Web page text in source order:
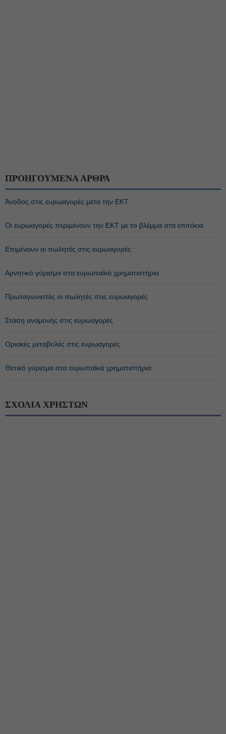
ΠΡΟΗΓΟΥΜΕΝΑ ΑΡΘΡΑ
Άνοδος στις ευρωαγορές μετά την ΕΚΤ
Οι ευρωαγορές περιμένουν την ΕΚΤ με το βλέμμα στα επιτόκια
Επιμένουν οι πωλητές στις ευρωαγορές
Αρνητικό γύρισμα στα ευρωπαϊκά χρηματιστήρια
Πρωταγωνιστές οι πωλητές στις ευρωαγορές
Στάση αναμονής στις ευρωαγορές
Οριακές μεταβολές στις ευρωαγορές
Θετικό γύρισμα στα ευρωπαϊκά χρηματιστήρια
ΣΧΟΛΙΑ ΧΡΗΣΤΩΝ